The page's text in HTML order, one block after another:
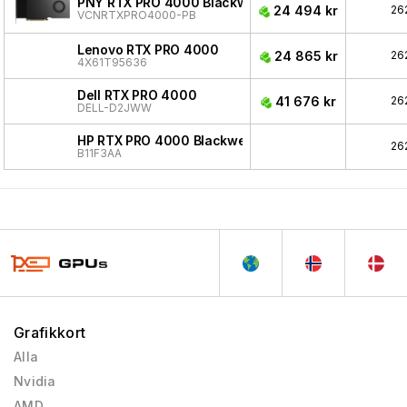
VCNRTXPRO4000-PB 24 494 kr
Lenovo RTX PRO 4000
4X61T95636 24 865 kr
Dell RTX PRO 4000
DELL-D2JWW 41 676 kr
HP RTX PRO 4000 Blackwell
B11F3AA
Grafikkort
Alla
Nvidia